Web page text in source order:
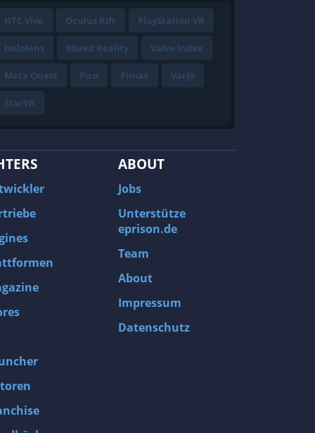
HTC Vive Oculus Rift PlayStation VR
Hololens Mixed Reality Valve Index
Meta Quest Pico Pimax Varjo
StarVR
ABOUT
Jobs
Unterstütze
eprison.de
Team
About
Impressum
Datenschutz